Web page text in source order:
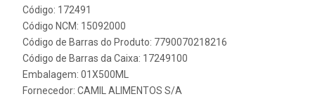
Código: 172491
Código NCM: 15092000
Código de Barras do Produto: 7790070218216
Código de Barras da Caixa: 17249100
Embalagem: 01X500ML
Fornecedor: CAMIL ALIMENTOS S/A